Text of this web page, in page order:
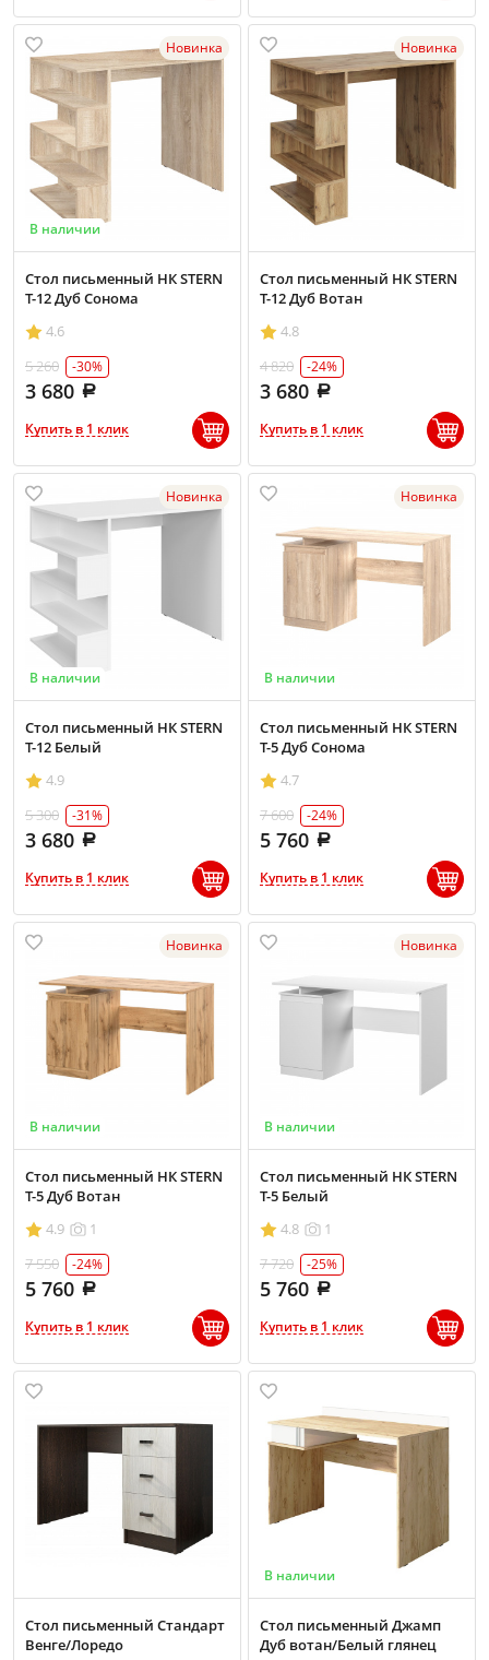
Новинка
В наличии
Стол письменный НК STERN
Т-12 Дуб Сонома
4.6
5 260
-30%
3 680
Купить в 1 клик
Новинка
Стол письменный НК STERN
Т-12 Дуб Вотан
4.8
4 820
-24%
3 680
Купить в 1 клик
Новинка
В наличии
Стол письменный НК STERN
Т-12 Белый
4.9
5 300
-31%
3 680
Купить в 1 клик
Новинка
В наличии
Стол письменный НК STERN
Т-5 Дуб Сонома
4.7
7 600
-24%
5 760
Купить в 1 клик
Новинка
В наличии
Стол письменный НК STERN
Т-5 Дуб Вотан
4.9
1
7 550
-24%
5 760
Купить в 1 клик
Новинка
В наличии
Стол письменный НК STERN
Т-5 Белый
4.8
1
7 720
-25%
5 760
Купить в 1 клик
Стол письменный Стандарт
Венге/Лоредо
В наличии
Стол письменный Джамп
Дуб вотан/Белый глянец